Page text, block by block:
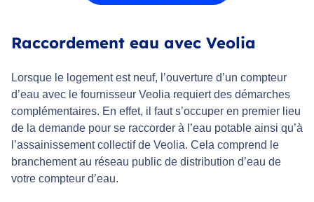
Raccordement eau avec Veolia
Lorsque le logement est neuf, l’ouverture d’un compteur
d’eau avec le fournisseur Veolia requiert des démarches
complémentaires. En effet, il faut s’occuper en premier lieu
de la demande pour se raccorder à l’eau potable ainsi qu’à
l’assainissement collectif de Veolia. Cela comprend le
branchement au réseau public de distribution d’eau de
votre compteur d’eau.